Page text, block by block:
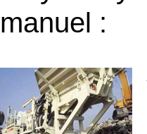
manuel :